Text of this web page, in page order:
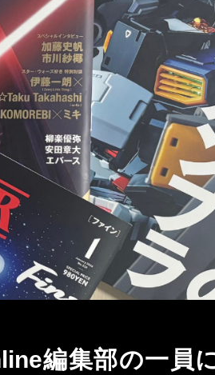
編集部の一員